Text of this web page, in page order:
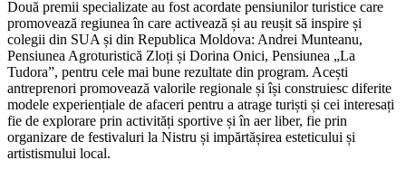
Două premii specializate au fost acordate pensiunilor turistice care
promovează regiunea în care activează și au reușit să inspire și
colegii din SUA și din Republica Moldova: Andrei Munteanu,
Pensiunea Agroturistică Zloți și Dorina Onici, Pensiunea „La
Tudora”, pentru cele mai bune rezultate din program. Acești
antreprenori promovează valorile regionale și își construiesc diferite
modele experiențiale de afaceri pentru a atrage turiști și cei interesați
fie de explorare prin activități sportive și în aer liber, fie prin
organizare de festivaluri la Nistru și impărtășirea esteticului și
artistismului local.